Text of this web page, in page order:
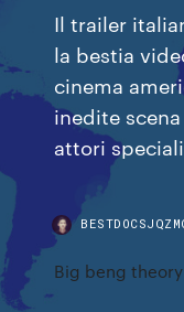
Il trailer
la bestia
cinema
inedite
attori
Big beng